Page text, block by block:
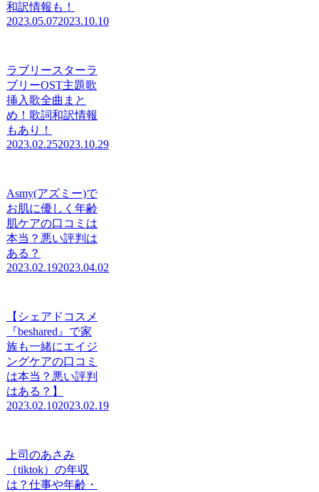
和訳情報も！
2023.05.072023.10.10
ラブリースターラ
ブリーOST主題歌
挿入歌全曲まと
め！歌詞和訳情報
もあり！
2023.02.252023.10.29
Asmy(アズミー)で
お肌に優しく年齢
肌ケアの口コミは
本当？悪い評判は
ある？
2023.02.192023.04.02
【シェアドコスメ
『beshared』で家
族も一緒にエイジ
ングケアの口コミ
は本当？悪い評判
はある？】
2023.02.102023.02.19
上司のあさみ
（tiktok）の年収
は？仕事や年齢・